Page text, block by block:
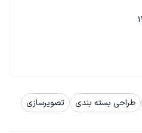
طراحی بسته بندی
تصویرسازی